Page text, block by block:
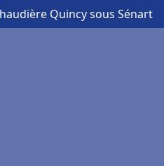
Quincy sous Sénart